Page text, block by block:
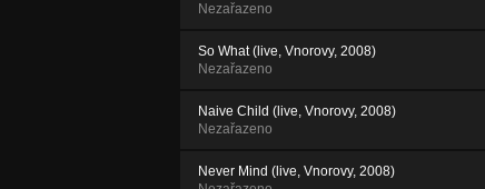
Nezařazeno
So What (live, Vnorovy, 2008)
Nezařazeno
Naive Child (live, Vnorovy, 2008)
Nezařazeno
Never Mind (live, Vnorovy, 2008)